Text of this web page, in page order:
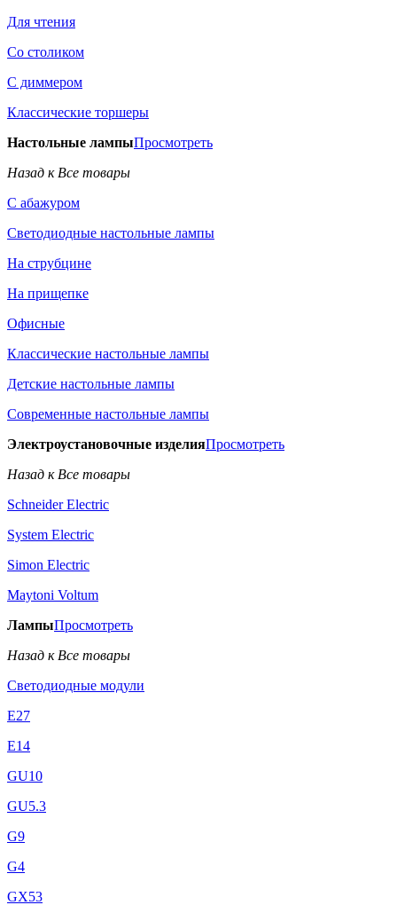
Для чтения
Со столиком
С диммером
Классические торшеры
Настольные лампыПросмотреть
Назад к Все товары
С абажуром
Светодиодные настольные лампы
На струбцине
На прищепке
Офисные
Классические настольные лампы
Детские настольные лампы
Современные настольные лампы
Электроустановочные изделияПросмотреть
Назад к Все товары
Schneider Electric
System Electric
Simon Electric
Maytoni Voltum
ЛампыПросмотреть
Назад к Все товары
Светодиодные модули
E27
E14
GU10
GU5.3
G9
G4
GX53